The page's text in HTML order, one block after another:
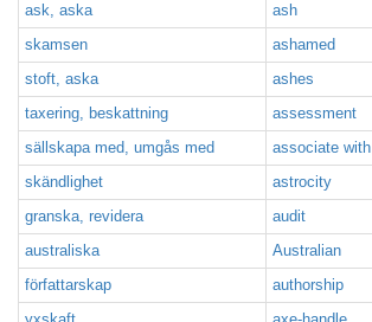
ask, aska
ash
skamsen
ashamed
stoft, aska
ashes
taxering, beskattning
assessment
sällskapa med, umgås med
associate with
skändlighet
astrocity
granska, revidera
audit
australiska
Australian
författarskap
authorship